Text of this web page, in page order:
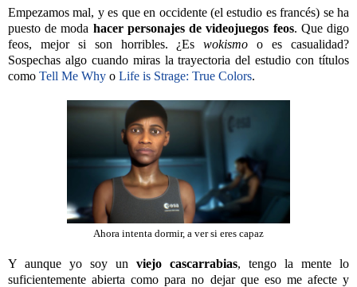
Empezamos mal, y es que en occidente (el estudio es francés) se ha
puesto de moda hacer personajes de videojuegos feos. Que digo
feos, mejor si son horribles. ¿Eswokismoo es casualidad?
Sospechas algo cuando miras la trayectoria del estudio con títulos
como Tell Me Why o Life is Strage: True Colors.
Ahora intenta dormir, a ver si eres capaz
Y aunque yo soy un viejo cascarrabias, tengo la mente lo
suficientemente abierta como para no dejar que eso me afecte y